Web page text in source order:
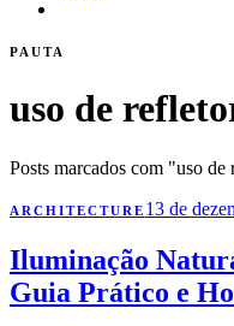
PAUTA
uso de
Posts marcados com "uso de
ARCHITECTURE 13 de
Iluminação
Guia Prático e